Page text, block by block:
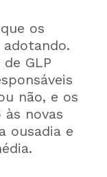
os
GLP
não, e os
novas
ousadia e